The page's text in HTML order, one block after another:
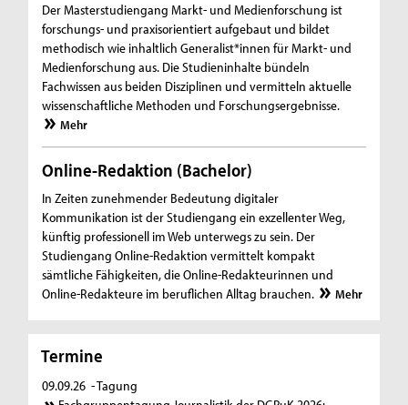
Der Masterstudiengang Markt- und Medienforschung ist
forschungs- und praxisorientiert aufgebaut und bildet
methodisch wie inhaltlich Generalist*innen für Markt- und
Medienforschung aus. Die Studieninhalte bündeln
Fachwissen aus beiden Disziplinen und vermitteln aktuelle
wissenschaftliche Methoden und Forschungsergebnisse.
Mehr
Online-Redaktion (Bachelor)
In Zeiten zunehmender Bedeutung digitaler
Kommunikation ist der Studiengang ein exzellenter Weg,
künftig professionell im Web unterwegs zu sein. Der
Studiengang Online-Redaktion vermittelt kompakt
sämtliche Fähigkeiten, die Online-Redakteurinnen und
Online-Redakteure im beruflichen Alltag brauchen.
Mehr
Termine
09.09.26 - Tagung